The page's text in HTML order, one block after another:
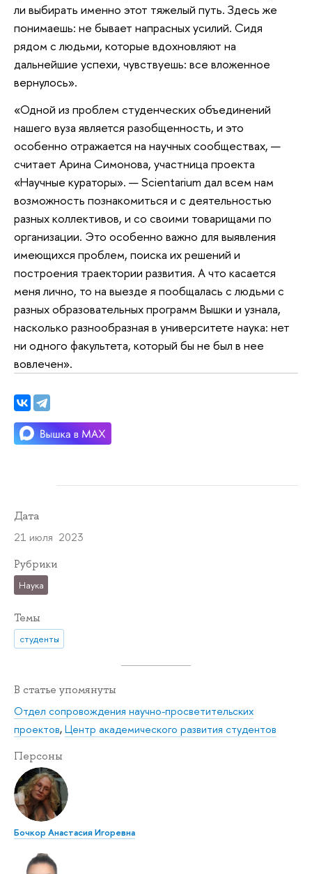
ли выбирать именно этот тяжелый путь. Здесь же
понимаешь: не бывает напрасных усилий. Сидя
рядом с людьми, которые вдохновляют на
дальнейшие успехи, чувствуешь: все вложенное
вернулось».
«Одной из проблем студенческих объединений
нашего вуза является разобщенность, и это
особенно отражается на научных сообществах, —
считает Арина Симонова, участница проекта
«Научные кураторы». — Scientarium дал всем нам
возможность познакомиться и с деятельностью
разных коллективов, и со своими товарищами по
организации. Это особенно важно для выявления
имеющихся проблем, поиска их решений и
построения траектории развития. А что касается
меня лично, то на выезде я пообщалась с людьми с
разных образовательных программ Вышки и узнала,
насколько разнообразная в университете наука: нет
ни одного факультета, который бы не был в нее
вовлечен».
Дата
21 июля 2023
Рубрики
Наука
Темы
студенты
В статье упомянуты
Отдел сопровождения научно-просветительских
проектов,Центр академического развития студентов
Персоны
Бочкор Анастасия Игоревна